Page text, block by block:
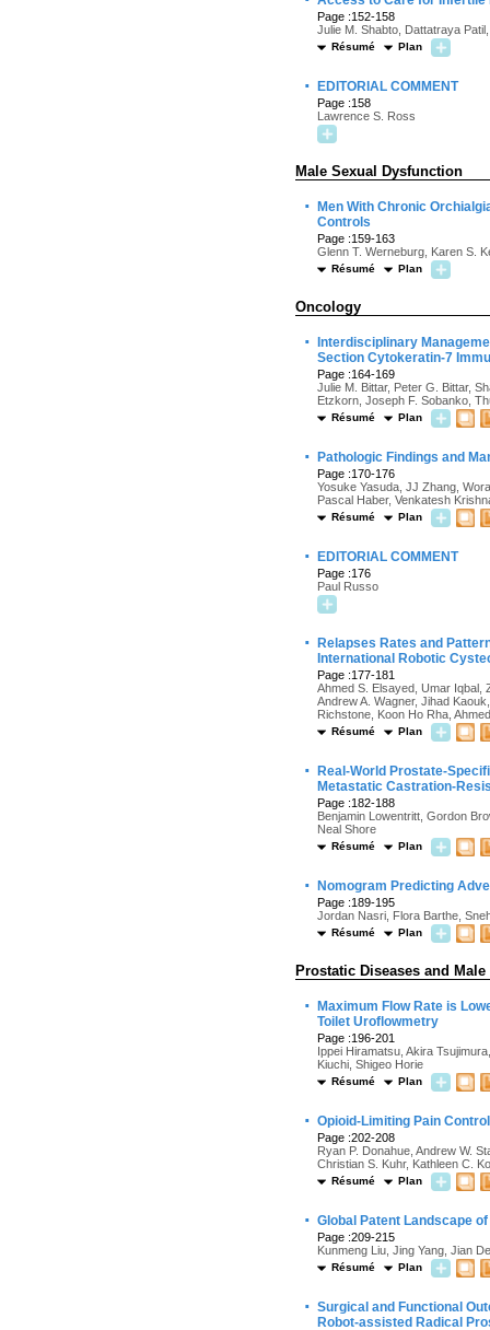
Page :152-158
Julie M. Shabto, Dattatraya
Résumé Plan
· EDITORIAL COMMENT
Page :158
Lawrence S. Ross
Male Sexual Dysfunction
·
Men With Chronic
Controls
Page :159-163
Glenn T. Werneburg, Karen S.
Résumé Plan
Oncology
·
Interdisciplinary
Section Cytokeratin-7
Page :164-169
Julie M. Bittar, Peter G. Bittar,
Etzkorn, Joseph F. Sobanko,
Résumé Plan
· Pathologic Findings and
Page :170-176
Yosuke Yasuda, JJ Zhang,
Pascal Haber, Venkatesh
Résumé Plan
· EDITORIAL COMMENT
Page :176
Paul Russo
·
Relapses Rates and
International Robotic
Page :177-181
Ahmed S. Elsayed, Umar Iqbal,
Andrew A. Wagner, Jihad
Richstone, Koon Ho Rha,
Résumé Plan
·
Real-World Prostate-
Metastatic Castration-
Page :182-188
Benjamin Lowentritt, Gordon
Neal Shore
Résumé Plan
· Nomogram Predicting
Page :189-195
Jordan Nasri, Flora Barthe,
Résumé Plan
Prostatic Diseases and
·
Maximum Flow Rate is
Toilet Uroflowmetry
Page :196-201
Ippei Hiramatsu, Akira
Kiuchi, Shigeo Horie
Résumé Plan
· Opioid-Limiting Pain
Page :202-208
Ryan P. Donahue, Andrew W.
Christian S. Kuhr, Kathleen C.
Résumé Plan
· Global Patent Landscape
Page :209-215
Kunmeng Liu, Jing Yang, Jian
Résumé Plan
· Surgical and Functional
Robot-assisted Radical